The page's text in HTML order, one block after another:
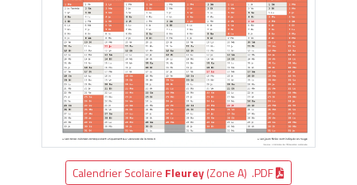
Calendrier Scolaire Fleurey(Zone A) .PDF